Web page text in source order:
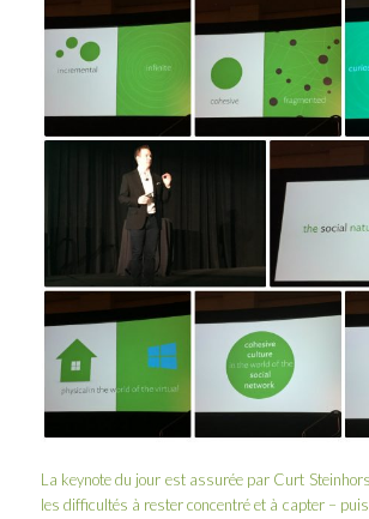
La keynote du jour est assurée par Curt
les difficultés à rester concentré et à capter –